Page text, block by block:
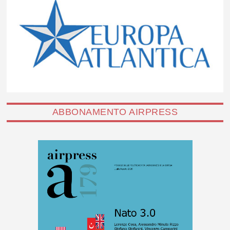
ABBONAMENTO AIRPRESS